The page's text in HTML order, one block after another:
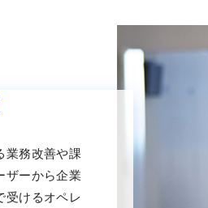
業務改善や課
ザーから企業
受けるオペレ